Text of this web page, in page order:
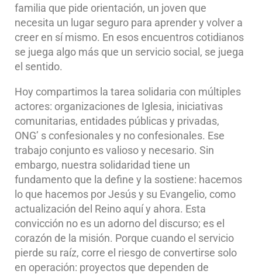
familia que pide orientación, un joven que
necesita un lugar seguro para aprender y volver a
creer en sí mismo. En esos encuentros cotidianos
se juega algo más que un servicio social, se juega
el sentido.
Hoy compartimos la tarea solidaria con múltiples
actores: organizaciones de Iglesia, iniciativas
comunitarias, entidades públicas y privadas,
ONG’ s confesionales y no confesionales. Ese
trabajo conjunto es valioso y necesario. Sin
embargo, nuestra solidaridad tiene un
fundamento que la define y la sostiene: hacemos
lo que hacemos por Jesús y su Evangelio, como
actualización del Reino aquí y ahora. Esta
convicción no es un adorno del discurso; es el
corazón de la misión. Porque cuando el servicio
pierde su raíz, corre el riesgo de convertirse solo
en operación: proyectos que dependen de